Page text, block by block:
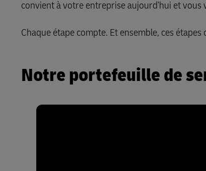
En savoir plus sur les portails
En savoir plus sur les portails
convient à votre entreprise aujourd'hui et vous
Chaque étape compte. Et ensemble, ces
Notre portefeuille de